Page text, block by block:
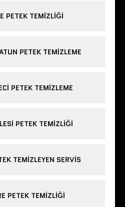
PETEK TEMIZLIĞI
PETEK TEMIZLEME
PETEK TEMIZLEME
PETEK TEMIZLIĞI
TEMIZLEYEN SERVIS
PETEK TEMIZLIĞI